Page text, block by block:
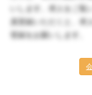
いします。求人をご
員登録いただくと、求
登録をお願いします。